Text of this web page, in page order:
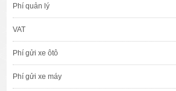
Phí quản lý
VAT
Phí gửi xe ôtô
Phí gửi xe máy